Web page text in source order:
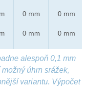
0 mm
0 mm
0 mm
0 mm
alespoň 0,1 mm
úhrn srážek,
variantu. Výpočet